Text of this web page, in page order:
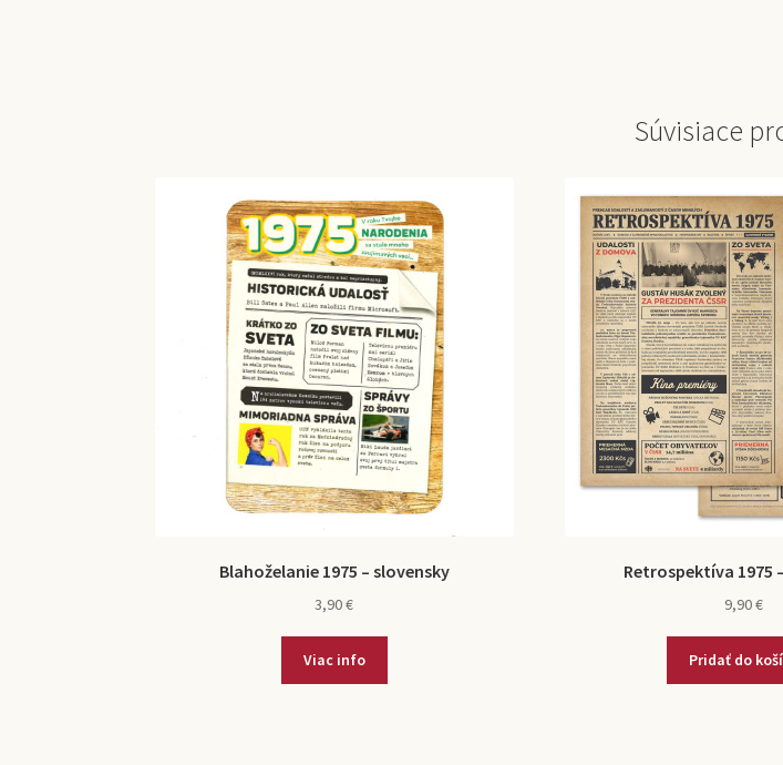
Súvisiace
Blahoželanie 1975 – slovensky
3,90€
Viac info
Retrospektíva 1975
9,90€
Pridať do